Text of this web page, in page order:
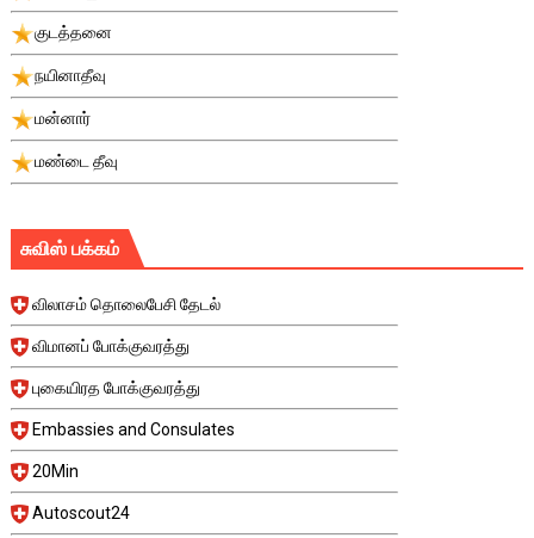
குடத்தனை
நயினாதீவு
மன்னார்
மண்டை தீவு
சுவிஸ் பக்கம்
விலாசம் தொலைபேசி தேடல்
விமானப் போக்குவரத்து
புகையிரத போக்குவரத்து
Embassies and Consulates
20Min
Autoscout24